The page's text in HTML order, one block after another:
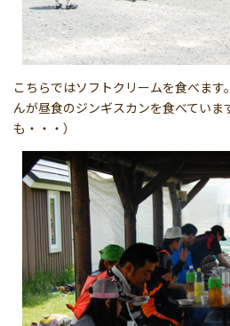
こちらではソフトクリームを食べま
んが昼食のジンギスカンを食べていま
も・・・）